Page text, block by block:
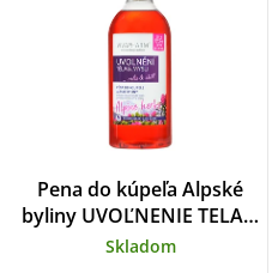
Pena do kúpeľa Alpské
byliny UVOĽNENIE TELA a
MYSLE
Skladom